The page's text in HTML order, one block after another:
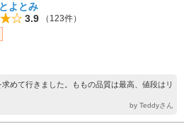
よとみ
3.9
（123件）
めて行きました。ももの品質は最高、値段はリ
by Teddyさん